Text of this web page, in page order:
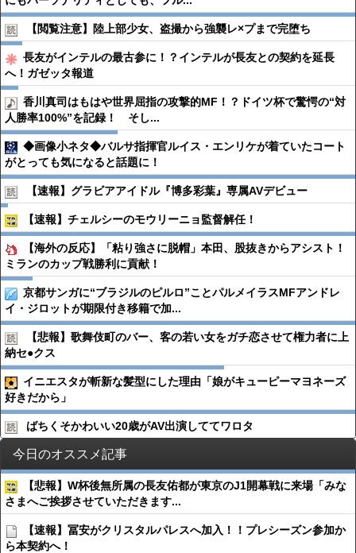
【閲覧注意】陸上部少女、盗撮から強襲レ×プまで完堕ち
長友がインテルの最古参に！？インテルが長友との契約を延長
へ！ガゼッタ報道
香川真司はもはや世界屈指の攻撃的MF！？ドイツ杯で驚愕の“対
人勝率100%”を記録！ そし...
◆画像小ネタ◆バルサ指揮官ルイス・エンリケが着ていたコート
がとっても気になると話題に！
【速報】グラビアアイドル『博多彩葉』専属AVデビュー
【速報】チェルシーのモウリーニョ監督解任！
【海外の反応】「粘り強さに脱帽」本田、股抜きからアシスト！
ミランのカップ戦勝利に貢献！
京都サンガに“ブラジルのピルロ”ことパルメイラスMFアンドレ
イ・ジロットが期限付き移籍で加...
【悲報】歌舞伎町のバー、客の若い女をガチ恋させて権力者に上
納セ●︎クス
イニエスタが斬新な髪型にした理由「娘がキューピーマヨネーズ
好きだから」
ばちくそかわいい20歳がAV出演しててワロタ
今日のオススメ記事
【悲報】W杯後無所属の長友佑都が東京のJ1開幕戦に来場「みな
さまへご挨拶させていただきます...
【速報】冨安がクリスタルパレスへ加入！！プレシーズン参加か
ら本契約へ！